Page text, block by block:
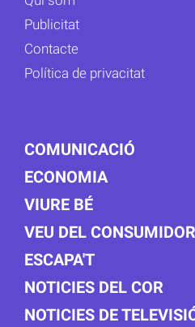
Publicitat
Contacte
Política de privacitat
COMUNICACIÓ
ECONOMIA
VIURE BÉ
VEU DEL CONSUMIDOR
ESCAPA'T
NOTICIES DEL COR
NOTICIES DE